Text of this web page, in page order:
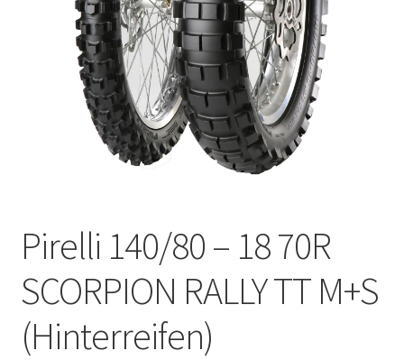
Pirelli 140/80 – 18 70R
SCORPION RALLY TT M+S
(Hinterreifen)